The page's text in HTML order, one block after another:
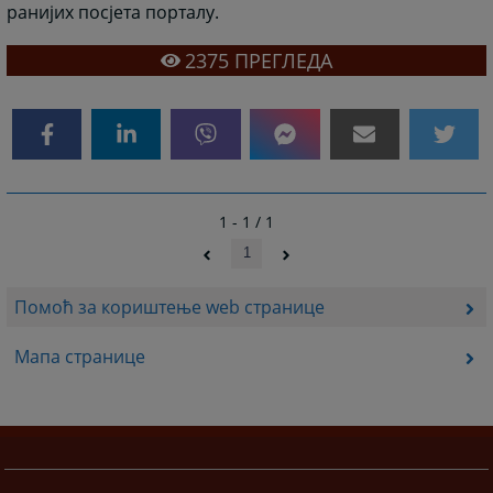
Помоћ за кориштење web странице
Мапа странице
ранијих посјета порталу.
2375 ПРЕГЛЕДА
1 - 1 / 1
1